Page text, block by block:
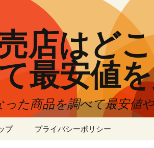
店はど
最安値
った商品を調べて最安値
プ プライバシーポリシー